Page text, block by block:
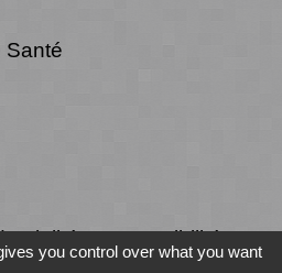
Santé
- Accessibilité -
you control over what you want